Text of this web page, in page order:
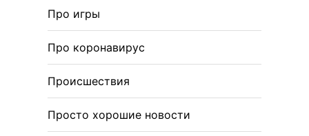
Про игры
Про коронавирус
Происшествия
Просто хорошие новости